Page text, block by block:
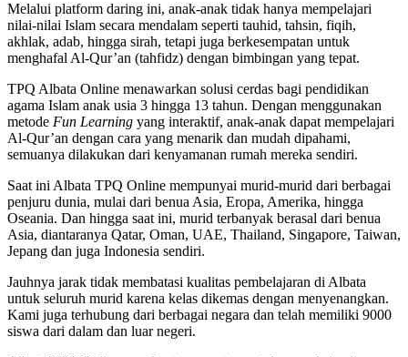
Melalui platform daring ini, anak-anak tidak hanya mempelajari
nilai-nilai Islam secara mendalam seperti tauhid, tahsin, fiqih,
akhlak, adab, hingga sirah, tetapi juga berkesempatan untuk
menghafal Al-Qur’an (tahfidz) dengan bimbingan yang tepat.
TPQ Albata Online menawarkan solusi cerdas bagi pendidikan
agama Islam anak usia 3 hingga 13 tahun. Dengan menggunakan
metode Fun Learning yang interaktif, anak-anak dapat mempelajari
Al-Qur’an dengan cara yang menarik dan mudah dipahami,
semuanya dilakukan dari kenyamanan rumah mereka sendiri.
Saat ini Albata TPQ Online mempunyai murid-murid dari berbagai
penjuru dunia, mulai dari benua Asia, Eropa, Amerika, hingga
Oseania. Dan hingga saat ini, murid terbanyak berasal dari benua
Asia, diantaranya Qatar, Oman, UAE, Thailand, Singapore, Taiwan,
Jepang dan juga Indonesia sendiri.
Jauhnya jarak tidak membatasi kualitas pembelajaran di Albata
untuk seluruh murid karena kelas dikemas dengan menyenangkan.
Kami juga terhubung dari berbagai negara dan telah memiliki 9000
siswa dari dalam dan luar negeri.